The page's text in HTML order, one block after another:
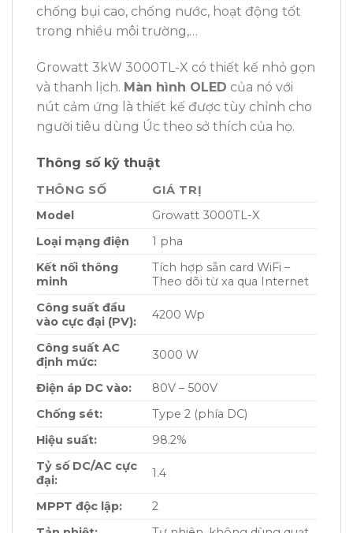
chống bụi cao, chống nước, hoạt động tốt
trong nhiều môi trường,…
Growatt 3kW 3000TL-X có thiết kế nhỏ gọn
và thanh lịch. Màn hình OLED của nó với
nút cảm ứng là thiết kế được tùy chỉnh cho
người tiêu dùng Úc theo sở thích của họ.
Thông số kỹ thuật
THÔNG SỐ
GIÁ TRỊ
Model
Growatt 3000TL-X
Loại mạng điện
1 pha
Kết nối thông
minh
Tích hợp sẵn card WiFi –
Theo dõi từ xa qua Internet
Công suất đầu
vào cực đại (PV):
4200 Wp
Công suất AC
định mức:
3000 W
Điện áp DC vào:
80V – 500V
Chống sét:
Type 2 (phía DC)
Hiệu suất:
98.2%
Tỷ số DC/AC cực
đại:
1.4
MPPT độc lập:
2